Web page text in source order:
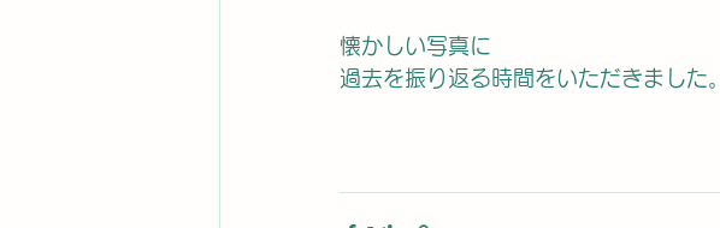
懐かしい写真に
過去を振り返る時間をいただきました。